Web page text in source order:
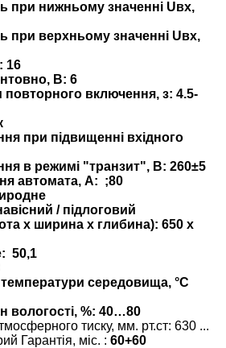
при нижньому значенні Uвх,
при верхньому значенні Uвх,
16
В: 6
повторного включення, з: 4.5-
при підвищенні вхідного
в режимі "транзит", В: 260±5
автомата, А: ;80
/ підлоговий
x ширина x глибина): 650 х
50,1
середовища, °С
вологості, %: 40…80
тиску, мм. рт.ст: 630 ...
Гарантія, міс. : 60+60